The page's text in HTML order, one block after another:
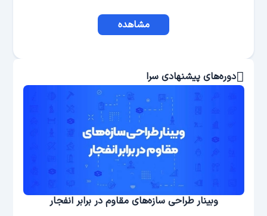
مشاهده
دوره‌های پیشنهادی سرا
وبینار طراحی سازه‌های مقاوم در برابر انفجار